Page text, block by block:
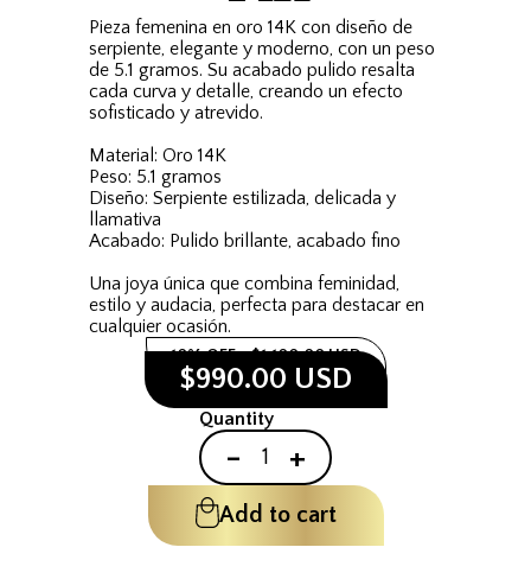
Pieza femenina en oro 14K con diseño de
serpiente, elegante y moderno, con un peso
de 5.1 gramos. Su acabado pulido resalta
cada curva y detalle, creando un efecto
sofisticado y atrevido.
Material: Oro 14K
Peso: 5.1 gramos
Diseño: Serpiente estilizada, delicada y
llamativa
Acabado: Pulido brillante, acabado fino
Una joya única que combina feminidad,
estilo y audacia, perfecta para destacar en
cualquier ocasión.
10% OFF $1,100.00 USD
$990.00 USD
Quantity
- +
Add to cart